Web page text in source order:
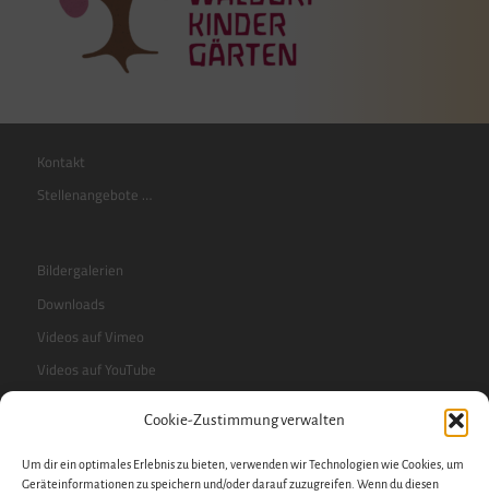
Cookie-Zustimmung verwalten
Um dir ein optimales Erlebnis zu bieten, verwenden wir Technologien wie Cookies, um
Geräteinformationen zu speichern und/oder darauf zuzugreifen. Wenn du diesen
Kontakt
Stellenangebote …
Bildergalerien
Downloads
Videos auf Vimeo
Videos auf YouTube
Sidebar